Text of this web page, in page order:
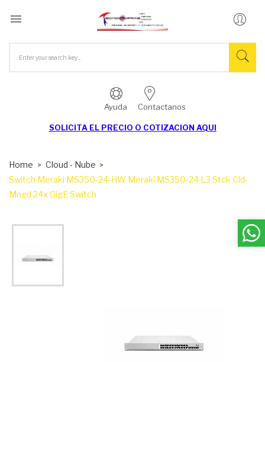

Ayuda Contactanos
SOLICITA EL PRECIO O COTIZACION AQUI
Home
Cloud - Nube
Switch Meraki MS350-24-HW Meraki MS350-24 L3 Stck Cld-
Mngd 24x GigE Switch